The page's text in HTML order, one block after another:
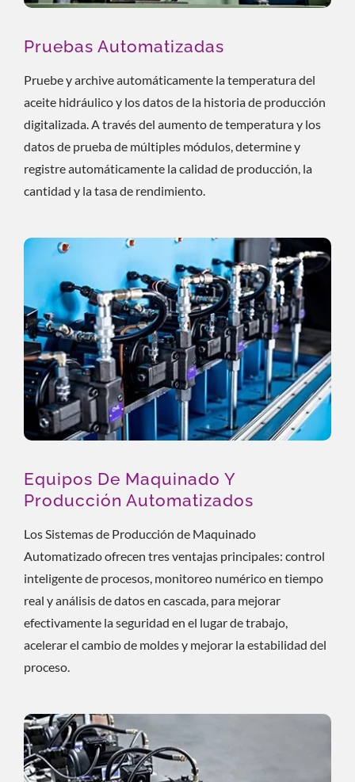
Pruebas Automatizadas
Pruebe y archive automáticamente la temperatura del
aceite hidráulico y los datos de la historia de producción
digitalizada. A través del aumento de temperatura y los
datos de prueba de múltiples módulos, determine y
registre automáticamente la calidad de producción, la
cantidad y la tasa de rendimiento.
Equipos De Maquinado Y
Producción Automatizados
Los Sistemas de Producción de Maquinado
Automatizado ofrecen tres ventajas principales: control
inteligente de procesos, monitoreo numérico en tiempo
real y análisis de datos en cascada, para mejorar
efectivamente la seguridad en el lugar de trabajo,
acelerar el cambio de moldes y mejorar la estabilidad del
proceso.